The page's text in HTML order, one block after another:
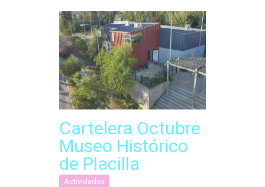
Cartelera Octubre
Museo Histórico
de Placilla
Actividades